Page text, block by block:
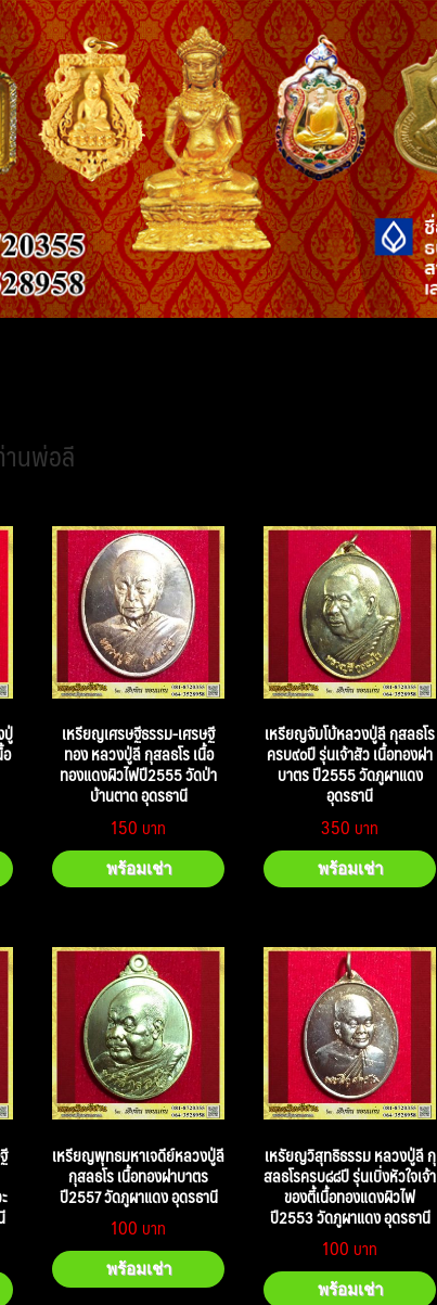
นพ่อลี
เหรียญเศรษฐีธรรม-เศรษฐี
ทอง หลวงปู่ลี กุสลธโร เนื้อ
ทองแดงผิวไฟปี2555 วัดป่า
บ้านตาด อุดรธานี
150
พร้อมเช่า
เหรียญจัมโบ้หลวงปู่ลี กุสลธโร
ครบ๙๐ปี รุ่นเจ้าสัว เนื้อทองฝา
บาตร ปี2555 วัดภูผาแดง
อุดรธานี
350
พร้อมเช่า
เหรียญพุทธมหาเจดีย์หลวงปู่ลี
กุสลธโร เนื้อทองฝาบาตร
ปี2557 วัดภูผาแดง อุดรธานี
100
พร้อมเช่า
เหรัยญวิสุทธิธรรม หลวงปู่ลี กุ
สลธโรครบ๘๘ปี รุ่นเบิ่งหัวใจเจ้า
ของตี้เนื้อทองแดงผิวไฟ
ปี2553 วัดภูผาแดง อุดรธานี
100
พร้อมเช่า